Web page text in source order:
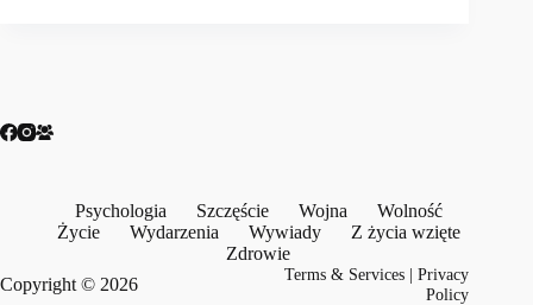
Psychologia Szczęście Wojna
Wolność
Życie
Wydarzenia Wywiady
Z życia wzięte
Zdrowie
Copyright © 2026
Terms & Services |Privacy
Policy